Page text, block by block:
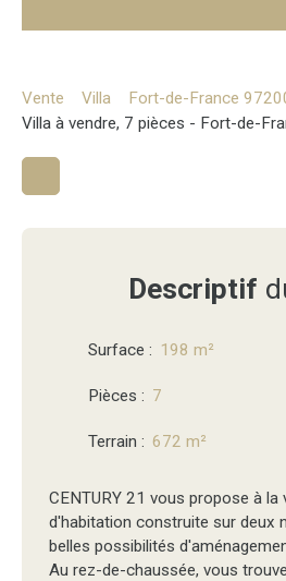
Vente Villa
Fort-de-France
Villa à vendre, 7 pièces - Fort-de-
Descriptif
Surface : 198 m²
Pièces : 7
Terrain : 672 m²
CENTURY 21 vous propose à
d'habitation construite sur deux
belles possibilités
Au rez-de-chaussée, vous